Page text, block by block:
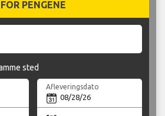
FOR PENGENE
sted
Afleveringsdato